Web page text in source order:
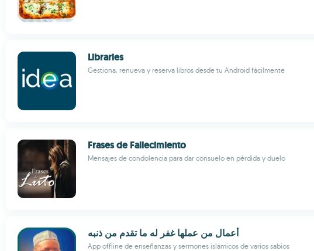
Libraries
Gestiona, renueva y reserva libros desde tu Android fácilmente
Frases de Fallecimiento
Mensajes de condolencia para dar consuelo en pérdida y duelo
أعمال من عملها غفر له ما تقدم من ذنبه
App offline de enseñanzas y sermones islámicos de varios sabios